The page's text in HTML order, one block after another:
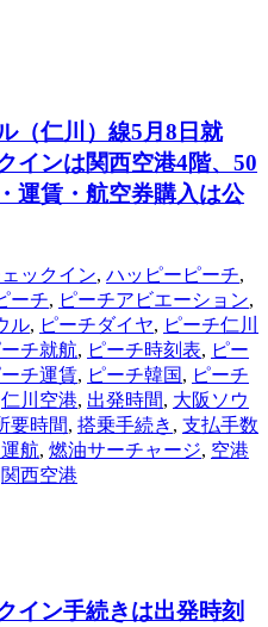
（仁川）線5月8日就
インは関西空港4階、50
運賃・航空券購入は公
ックイン, ハッピーピーチ,
ーチ, ピーチアビエーション,
ル, ピーチダイヤ, ピーチ仁川
ーチ就航, ピーチ時刻表, ピー
ーチ運賃, ピーチ韓国, ピーチ
仁川空港, 出発時間, 大阪ソウ
要時間, 搭乗手続き , 支払手数
航, 燃油サーチャージ, 空港
関西空港
イン手続きは出発時刻